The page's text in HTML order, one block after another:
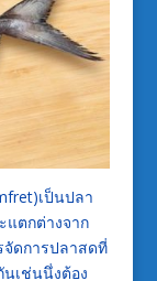
เป็นปลา
แตกต่างจาก
จัดการปลาสดที่
เช่นนึ่งต้อง